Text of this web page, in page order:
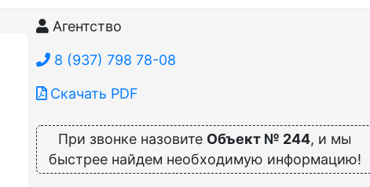
Агентство
8 (937) 798 78-08
Скачать PDF
При звонке назовите Объект № 244, и мы
быстрее найдем необходимую информацию!